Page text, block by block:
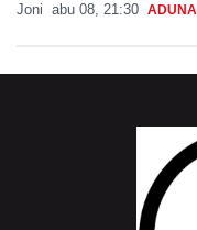
Joni abu 08, 21:30 ADUNA